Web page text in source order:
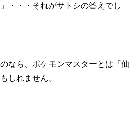
・・・それがサトシの答えでし
なら、ポケモンマスターとは『仙
しれません。